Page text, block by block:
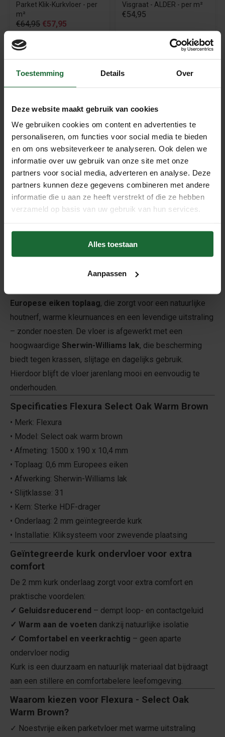
Toestemming Details Over
Deze website maakt gebruik van cookies
We gebruiken cookies om content en advertenties te
personaliseren, om functies voor social media te bieden
en om ons websiteverkeer te analyseren. Ook delen we
informatie over uw gebruik van onze site met onze
partners voor social media, adverteren en analyse. Deze
partners kunnen deze gegevens combineren met andere
informatie die u aan ze heeft verstrekt of die ze hebben
verzameld op basis van uw gebruik van hun services.
Alles toestaan
Aanpassen
Parket Klik-Kurkvloer - per
m²
€64,95 €57,95
Visgraat - ALDER - per m²
€54,95
Select Oak Warm Brown – Elegante
Parketvloer met Echte Eiken Toplaag & Kurk
DeSelect Oak Warm Brown is een hoogwaardige
noestvrije eiken parketvloer met een warme, egale
uitstraling. Deze select eiken vloer combineert het
natuurlijke karakter van echt hout met het comfort van een
geïntegreerde kurk onderlaag. Dankzij de robuuste HDF-
kern en de duurzame afwerking is deze vloer stil,
comfortabel en onderhoudsvriendelijk.
Perfect voor moderne woningen, stijlvolle appartementen
Authentieke uitstraling met echte eiken
Europese eiken toplaag, die zorgt voor een natuurlijke
houtnerf, warme kleurnuances en een levendige uitstraling
– zonder noesten. De vloer is afgewerkt met een
hoogwaardige Sherwin-Williams lak, die bescherming
biedt tegen krassen, slijtage en dagelijks gebruik.
Hierdoor blijft de vloer jarenlang mooi en eenvoudig te
onderhouden.
Specificaties Flexura Select Oak Warm Brown
• Merk: Flexura
• Model: Select oak warm brown
• Afmeting: 1500 x 190 x 10,4 mm
• Toplaag: 0,6 mm Europees eiken
• Afwerking: Sherwin-Williams lak
• Slijtklasse: 31
• Kern: Sterke HDF-drager
• Onderlaag: 2 mm geïntegreerde kurk
• Installatie: Kliksysteem voor zwevende plaatsing
Geïntegreerde kurk ondervloer voor extra
comfort
De 2 mm kurk onderlaag zorgt voor extra comfort en
praktische voordelen:
✓ Geluidsreducerend – dempt loop- en contactgeluid
✓ Warm aan de voeten dankzij natuurlijke isolatie
✓ Comfortabel en veerkrachtig – geen aparte
ondervloer nodig
Kurk is een duurzaam en natuurlijk materiaal dat bijdraagt
aan een stillere en comfortabelere leefomgeving.
Waarom kiezen voor Flexura - Select Oak
Warm Brown?
✓ Noestvrije eiken parketvloer met warme uitstraling